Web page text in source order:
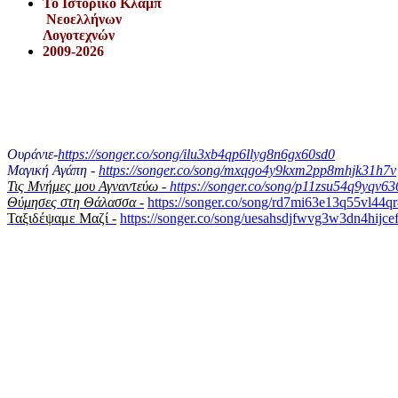
Το Iστορικό Κλαμπ
Νεοελλήνων
Λογοτεχνών
2009-2026
Ουράνιε-https://songer.co/song/ilu3xb4qp6llyg8n6gx60sd0
Μαγική Αγάπη - https://songer.co/song/mxqgo4y9kxm2pp8mhjk31h7v
Τις Μνήμες μου Αγναντεύω - https://songer.co/song/
Θύμησες στη Θάλασσα - https://songer.co/song/
Ταξιδέψαμε Μαζί - https://songer.co/song/uesahsdjfwvg3w3dn4hijcef